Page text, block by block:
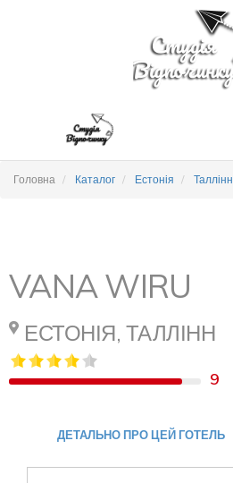
Головна Каталог Естонія Таллінн
VANA WIRU
ЕСТОНІЯ, ТАЛЛІНН
9
ДЕТАЛЬНО ПРО ЦЕЙ ГОТЕЛЬ